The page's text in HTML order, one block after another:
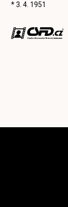
* 3. 4. 1951